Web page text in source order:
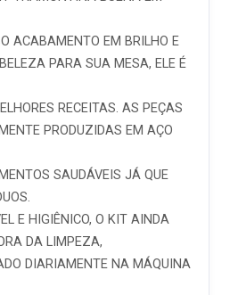
ACABAMENTO EM BRILHO E
PARA SUA MESA, ELE É
RECEITAS. AS PEÇAS
PRODUZIDAS EM AÇO
SAUDÁVEIS JÁ QUE
E HIGIÊNICO, O KIT AINDA
DA LIMPEZA,
DIARIAMENTE NA MÁQUINA